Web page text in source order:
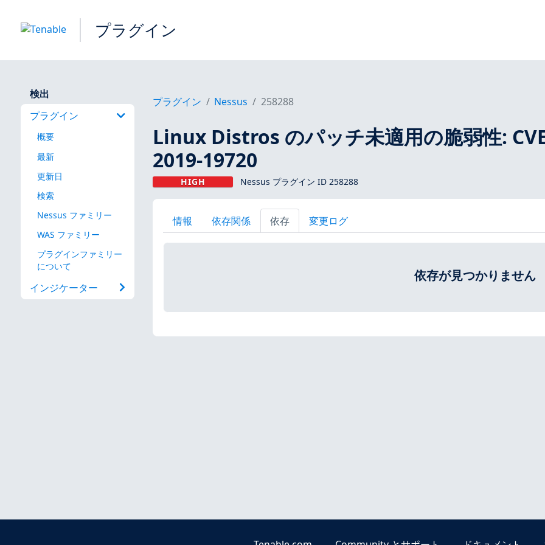
プラグイン
検出
プラグイン
概要
最新
更新日
検索
Nessus ファミリー
WAS ファミリー
プラグインファミリー
について
インジケーター
プラグイン Nessus 258288
Linux Distros のパッチ未適用の脆弱性:
2019-19720
HIGH Nessus プラグイン ID 258288
情報 依存関係 依存 変更ログ
依存が見つかりません